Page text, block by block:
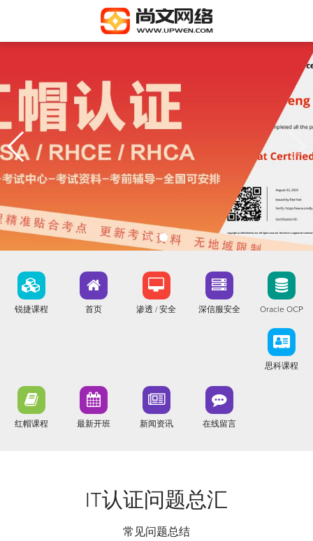
锐捷课程 首页 渗透 / 安全 深信服安全 Oracle OCP
思科课程
红帽课程 最新开班 新闻资讯 在线留言
IT认证问题总汇
常见问题总结